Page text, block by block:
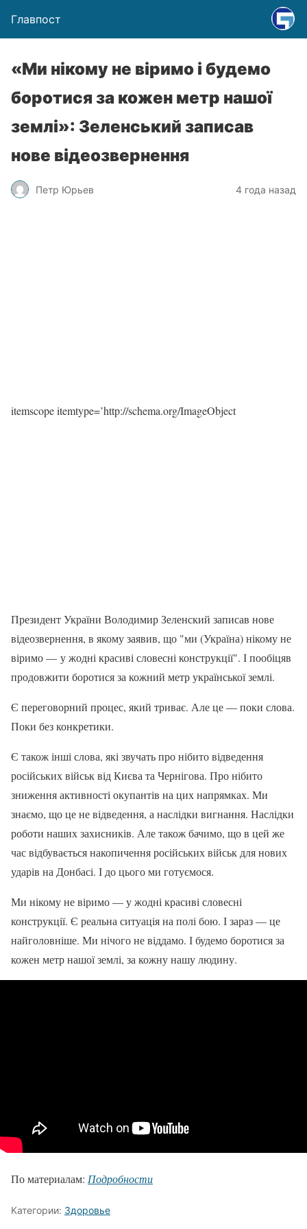
Главпост
«Ми нікому не віримо і будемо
боротися за кожен метр нашої
землі»: Зеленський записав
нове відеозвернення
Петр Юрьев 4 года назад
itemscope itemtype=’http://schema.org/ImageObject
Президент України Володимир Зеленский записав нове
відеозвернення, в якому заявив, що "ми (Україна) нікому не
віримо — у жодні красиві словесні конструкції". І пообіцяв
продовжити боротися за кожний метр української землі.
Є переговорний процес, який триває. Але це — поки слова.
Поки без конкретики.
Є також інші слова, які звучать про нібито відведення
російських військ від Києва та Чернігова. Про нібито
зниження активності окупантів на цих напрямках. Ми
знаємо, що це не відведення, а наслідки вигнання. Наслідки
роботи наших захисників. Але також бачимо, що в цей же
час відбувається накопичення російських військ для нових
ударів на Донбасі. І до цього ми готуємося.
Ми нікому не віримо — у жодні красиві словесні
конструкції. Є реальна ситуація на полі бою. І зараз — це
найголовніше. Ми нічого не віддамо. І будемо боротися за
кожен метр нашої землі, за кожну нашу людину.
По материалам: Подробности
Категории: Здоровье